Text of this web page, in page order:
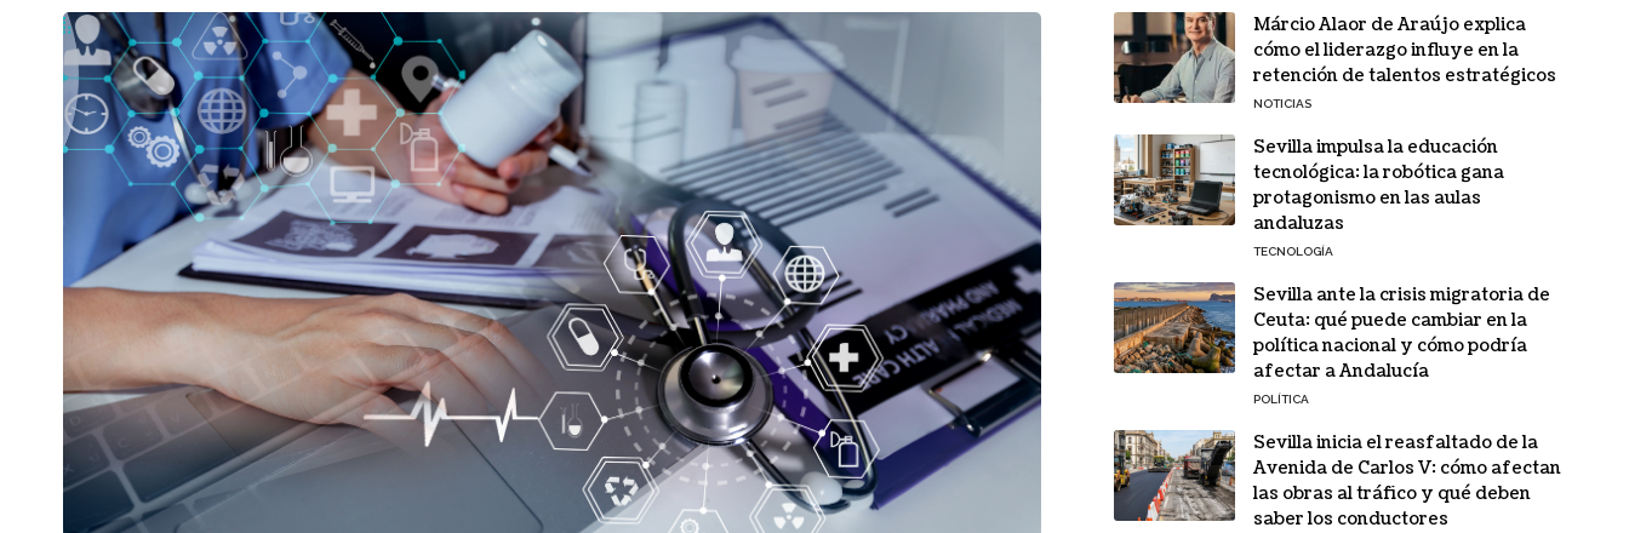
Márcio Alaor de Araújo explica
cómo el liderazgo influye en la
retención de talentos estratégicos
NOTICIAS
Sevilla impulsa la educación
tecnológica: la robótica gana
protagonismo en las aulas
andaluzas
TECNOLOGÍA
Sevilla ante la crisis migratoria de
Ceuta: qué puede cambiar en la
política nacional y cómo podría
afectar a Andalucía
POLÍTICA
Sevilla inicia el reasfaltado de la
Avenida de Carlos V: cómo afectan
las obras al tráfico y qué deben
saber los conductores